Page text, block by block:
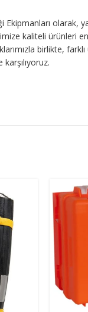
Ekipmanları olarak,
kaliteli ürünleri
birlikte,